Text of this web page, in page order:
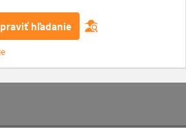
hľadanie